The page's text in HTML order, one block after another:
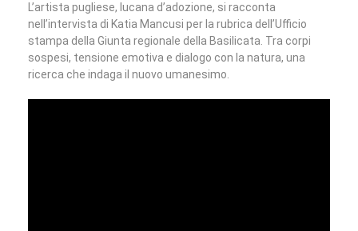
L’artista pugliese, lucana d’adozione, si racconta
nell’intervista di Katia Mancusi per la rubrica dell’Ufficio
stampa della Giunta regionale della Basilicata. Tra corpi
sospesi, tensione emotiva e dialogo con la natura, una
ricerca che indaga il nuovo umanesimo.